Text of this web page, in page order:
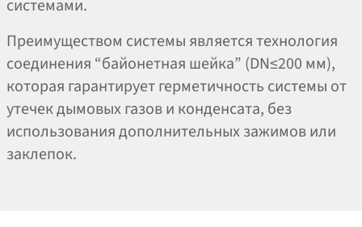
системами.
Преимуществом системы является технология
соединения “байонетная шейка” (DN≤200 мм),
которая гарантирует герметичность системы от
утечек дымовых газов и конденсата, без
использования дополнительных зажимов или
заклепок.